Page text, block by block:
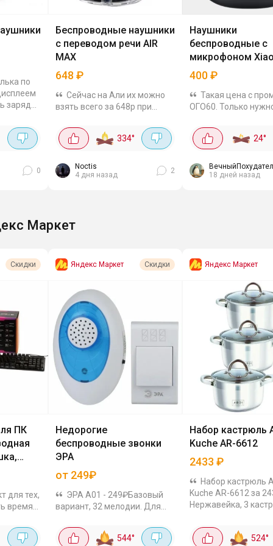
по
заряда.
20-
32
0
Беспроводные наушники
с переводом речи AIR
MAX
648 ₽
Сейчас на Али их можно
взять всего за 648р при
и с купоном на 72р. TWS-
наушники с Bluetooth 5.4 и
перевода речи.
Поддерживают 144...
334°
Noctis
4 дня назад
2
Наушники
беспроводные с
микрофоном
Redmi Buds 4
400₽
Такая цена с
ОГО60. Только
нибудь до 1000р. Наушники
заряжаю раз в 3-4
кейсе заряжаются за
24°
18 дней назад
Маркет
Скидки
ПК
для тех,
время
уже
Яндекс Маркет Скидки
Недорогие
беспроводные звонки
ЭРА
от 249₽
ЭРА A01 - 249₽Базовый
вариант, 32 мелодии. Для
дома ЭРА C41 - 276₽Тоже 32
мелодии, но внешне чуть
544°
Яндекс Маркет
Набор кастрюль
Kuche AR-6612
2433 ₽
Набор кастрюль
Kuche AR-6612 за
Нержавейка, 3
крышки.
греется
524°